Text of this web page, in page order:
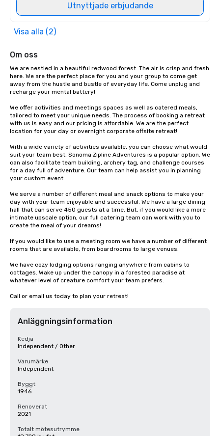
Utnyttjade erbjudande
Visa alla (2)
Om oss
We are nestled in a beautiful redwood forest. The air is crisp and fresh
here. We are the perfect place for you and your group to come get
away from the hustle and bustle of everyday life. Come unplug and
recharge your mental battery!
We offer activities and meetings spaces as well as catered meals,
tailored to meet your unique needs. The process of booking a retreat
with us is easy and our pricing is affordable. We are the perfect
location for your day or overnight corporate offsite retreat!
With a wide variety of activities available, you can choose what would
suit your team best. Sonoma Zipline Adventures is a popular option. We
can also facilitate team building, archery tag, and challenge courses
for a day full of adventure. Our team can help assist you in planning
your custom event.
We serve a number of different meal and snack options to make your
day with your team enjoyable and successful. We have a large dining
hall that can serve 450 guests at a time. But, if you would like a more
intimate upscale option, our full catering team can work with you to
create the meal of your dreams!
If you would like to use a meeting room we have a number of different
rooms that are available, from boardrooms to large venues.
We have cozy lodging options ranging anywhere from cabins to
cottages. Wake up under the canopy in a forested paradise at
whatever level of creature comfort your team prefers.
Call or email us today to plan your retreat!
Anläggningsinformation
Kedja
Independent / Other
Varumärke
Independent
Byggt
1946
Renoverat
2021
Totalt mötesutrymme